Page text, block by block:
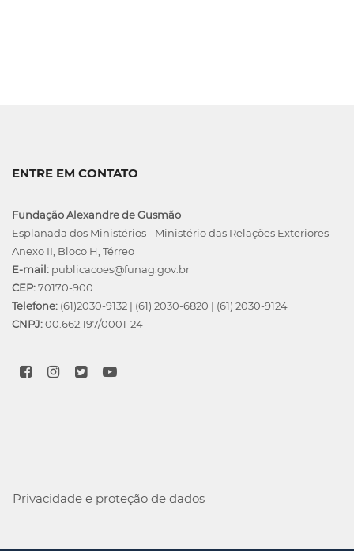
ENTRE EM CONTATO
Fundação Alexandre de Gusmão
Esplanada dos Ministérios - Ministério das Relações Exteriores -
Anexo II, Bloco H, Térreo
E-mail: publicacoes@funag.gov.br
CEP:70170-900
Telefone: (61)2030-9132 | (61) 2030-6820 | (61) 2030-9124
CNPJ:00.662.197/0001-24
Privacidade e proteção de dados